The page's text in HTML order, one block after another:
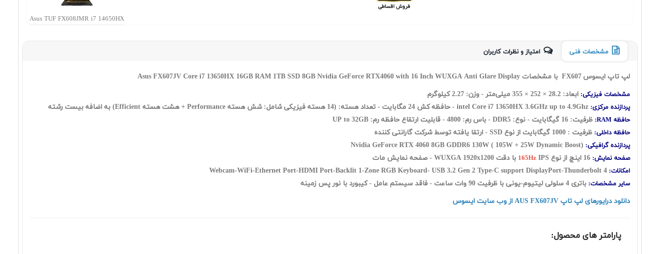
Asus TUF FX608JMR i7 14650HX
1SSD 8 4060 FHD
٣٢٩,٩٣٠,٠٠٠ تومان
مشخصات فنی امتیاز و نظرات کاربران
لپ تاپ ایسوس FX607 با مشخصات Asus FX607JV Core i7 13650HX 16 GB RAM 1TB SSD 8GB Nvidia GeForce RTX4060 with 16 Inch WUXGA Anti Glare Display
مشخصات فیزیکی: ابعاد: 28.2 × 252 × 355 میلی‌متر - وزن: 2.27 کیلوگرم
پردازنده مرکزی: intel Core i7 13650HX 3.6GHz up to 4.9Ghz - حافظه کش 24 مگابایت - تعداد هسته: (14 هسته فیزیکی شامل: شش هسته Performance + هشت هسته Efficient) به اضافه بیست رشته
حافظه RAM: ظرفیت: 16 گيگابايت - نوع: DDR5 - باس رم: 4800 - قابلیت ارتقاع حافظه رم: UP to 32GB
حافظه داخلی: ظرفیت : 1000 گیگابایت از نوع SSD - ارتقا یافته توسط شرکت گارانتی کننده
پردازنده گرافیکی: Nvidia GeForce RTX 4060 8GB GDDR6 130W ( 105W + 25W Dynamic Boost)
صفحه نمایش: 165Hz IPS با دقت WUXGA 1920x1200 - صفحه نمایش مات
امکانات: USB 3.2 Gen 2 Type-C support DisplayPort-Thunderbolt 4
سایر مشخصات: باتری 4 سلولی لیتیوم-یونی با ظرفیت 90 وات ساعت - فاقد سیستم عامل - کیبورد با نور پس زمینه
دانلود درایورهای لپ تاپ AUS FX607JV از وب سایت ایسوس
پارامتر های محصول: